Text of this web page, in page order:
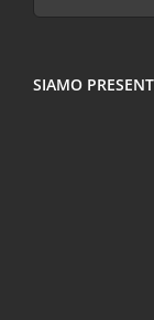
per:
SIAMO